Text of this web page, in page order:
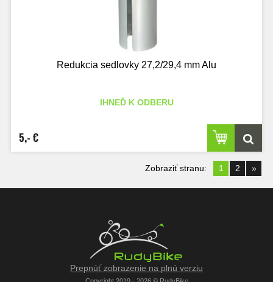
Redukcia sedlovky 27,2/29,4 mm Alu
IHNEĎ K ODBERU
5,- €
Zobraziť stranu: 1 2 »
Prepnúť zobrazenie na plnú verziu